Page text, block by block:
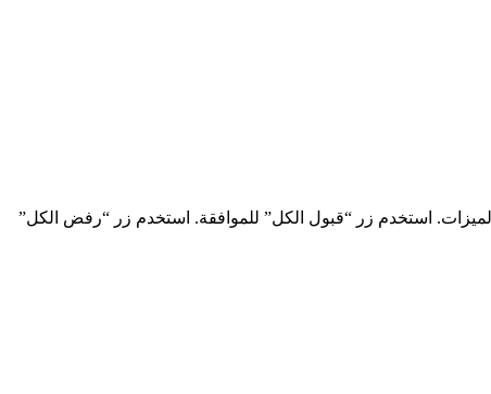
استخدم زر “قبول الكل” للموافقة. استخدم زر “رفض الكل”